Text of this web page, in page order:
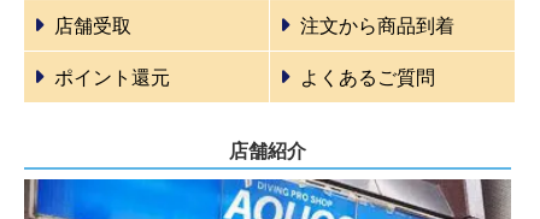
店舗受取 注文から商品到着
ポイント還元 よくあるご質問
店舗紹介